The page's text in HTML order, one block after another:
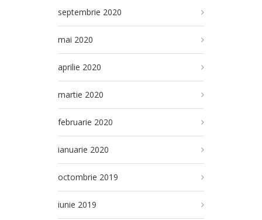
septembrie 2020
mai 2020
aprilie 2020
martie 2020
februarie 2020
ianuarie 2020
octombrie 2019
iunie 2019